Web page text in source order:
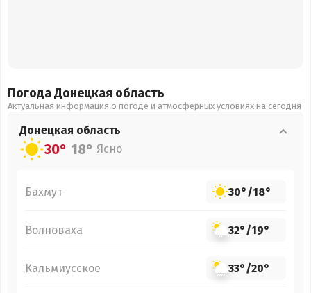
Погода Донецкая область
Актуальная информация о погоде и атмосферных условиях на сегодня
Донецкая область
30° 18° Ясно
Бахмут 30°/18°
Волноваха 32°/19°
Кальмиусское 33°/20°